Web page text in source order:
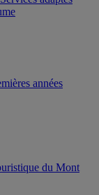
années
du Mont